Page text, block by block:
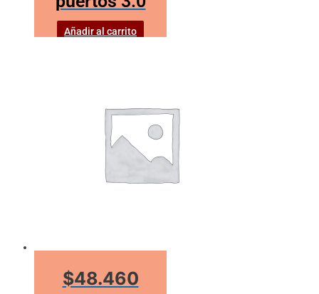
Añadir al carrito
$48.460